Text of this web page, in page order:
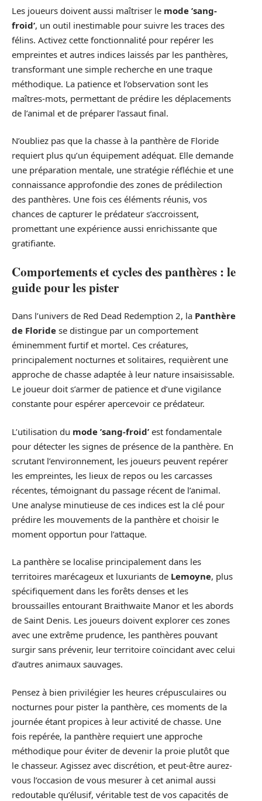
Les joueurs doivent aussi maîtriser le mode ’sang-
froid’, un outil inestimable pour suivre les traces des
félins. Activez cette fonctionnalité pour repérer les
empreintes et autres indices laissés par les panthères,
transformant une simple recherche en une traque
méthodique. La patience et l’observation sont les
maîtres-mots, permettant de prédire les déplacements
de l’animal et de préparer l’assaut final.
N’oubliez pas que la chasse à la panthère de Floride
requiert plus qu’un équipement adéquat. Elle demande
une préparation mentale, une stratégie réfléchie et une
connaissance approfondie des zones de prédilection
des panthères. Une fois ces éléments réunis, vos
chances de capturer le prédateur s’accroissent,
promettant une expérience aussi enrichissante que
gratifiante.
Comportements et cycles des panthères : le
guide pour les pister
Dans l’univers de Red Dead Redemption 2, la Panthère
de Floride se distingue par un comportement
éminemment furtif et mortel. Ces créatures,
principalement nocturnes et solitaires, requièrent une
approche de chasse adaptée à leur nature insaisissable.
Le joueur doit s’armer de patience et d’une vigilance
constante pour espérer apercevoir ce prédateur.
L’utilisation du mode ’sang-froid’ est fondamentale
pour détecter les signes de présence de la panthère. En
scrutant l’environnement, les joueurs peuvent repérer
les empreintes, les lieux de repos ou les carcasses
récentes, témoignant du passage récent de l’animal.
Une analyse minutieuse de ces indices est la clé pour
prédire les mouvements de la panthère et choisir le
moment opportun pour l’attaque.
La panthère se localise principalement dans les
territoires marécageux et luxuriants de Lemoyne, plus
spécifiquement dans les forêts denses et les
broussailles entourant Braithwaite Manor et les abords
de Saint Denis. Les joueurs doivent explorer ces zones
avec une extrême prudence, les panthères pouvant
surgir sans prévenir, leur territoire coïncidant avec celui
d’autres animaux sauvages.
Pensez à bien privilégier les heures crépusculaires ou
nocturnes pour pister la panthère, ces moments de la
journée étant propices à leur activité de chasse. Une
fois repérée, la panthère requiert une approche
méthodique pour éviter de devenir la proie plutôt que
le chasseur. Agissez avec discrétion, et peut-être aurez-
vous l’occasion de vous mesurer à cet animal aussi
redoutable qu’élusif, véritable test de vos capacités de